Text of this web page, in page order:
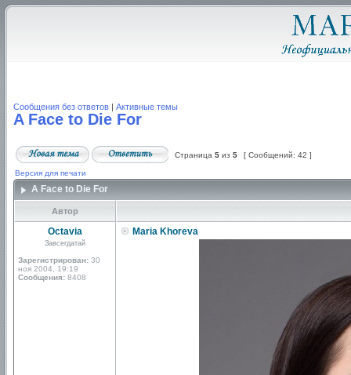
Сообщения без ответов | Активные темы
A Face to Die For
Страница 5 из 5 [ Сообщений: 42 ]
Версия для печати
A Face to Die For
Автор
Octavia
Завсегдатай
Зарегистрирован: 30
ноя 2004, 19:19
Сообщения: 8408
Maria Khoreva